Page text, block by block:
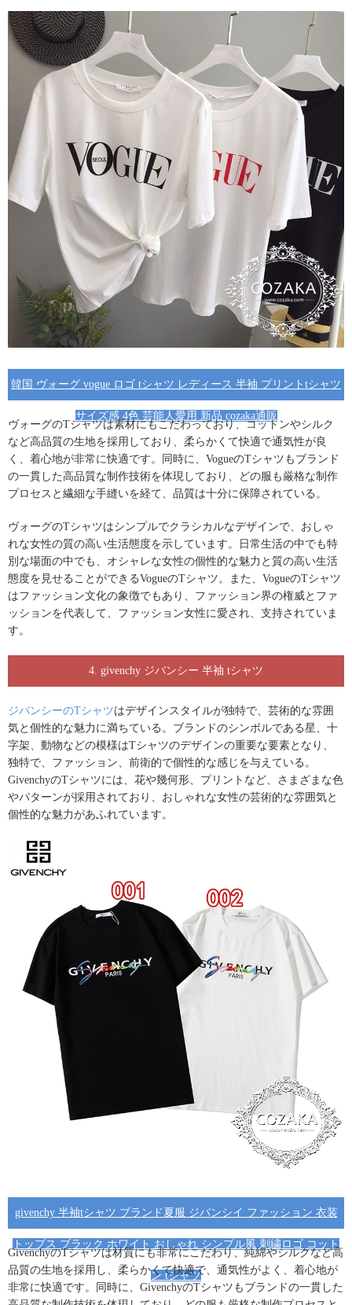
韓国 ヴォーグ vogue ロゴ tシャツ レディース 半袖 プリントtシャツ
サイズ感 4色 芸能人愛用 新品 cozaka通販
ヴォーグのTシャツは素材にもこだわっており、コットンやシルク
など高品質の生地を採用しており、柔らかくて快適で通気性が良
く、着心地が非常に快適です。同時に、 VogueのTシャツ もブランド
の一貫した高品質な制作技術を体現しており、どの服も厳格な制作
プロセスと繊細な手縫いを経て、品質は十分に保障されている。
ヴォーグのTシャツはシンプルでクラシカルなデザインで、おしゃ
れな女性の質の高い生活態度を示しています。日常生活の中でも特
別な場面の中でも、 オシャレな女性の個性的な魅力と質の高い生活
態度を見せることができるVogueのTシャツ。また、VogueのTシャツ
はファッション文化の象徴でもあり、 ファッション界の権威とファ
ッションを代表して、ファッション女性に愛され、支持されていま
す。
4. givenchy ジバンシー 半袖 tシャツ
ジバンシーのTシャツはデザインスタイルが独特で、芸術的な雰囲
気と個性的な魅力に満ちている。ブランドのシンボルである星、十
字架、動物などの模様はTシャツのデザインの重要な要素となり、
独特で、 ファッション 、前衛的で個性的な感じを与えている。
GivenchyのTシャツには、花や幾何形、プリントなど、さまざまな色
やパターンが採用されており、おしゃれな女性の芸術的な雰囲気と
個性的な魅力があふれています。
givenchy 半袖tシャツ ブランド夏服 ジバンシイ ファッション 衣装
トップス ブラック ホワイト おしゃれ シンプル風 刺繍ロゴ コット
ン tシャツ
GivenchyのTシャツは材質にも非常にこだわり、純綿やシルクなど高
品質の生地を採用し、柔らかくて快適で、通気性がよく、着心地が
非常に快適です。同時に、GivenchyのTシャツも ブランドの一貫した